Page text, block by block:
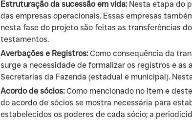
Estruturação da sucessão em vida: Nesta etapa do
das empresas operacionais. Essas empresas
nesta fase do projeto são feitas as transferências
testamentos.
Averbações e Registros:Como consequência da
surge a necessidade de formalizar os registros e
Secretarias da Fazenda (estadual e municipal).
Acordo de sócios:Como mencionado no item e
do acordo de sócios se mostra necessária para
estabelecidos os poderes de cada sócio; a